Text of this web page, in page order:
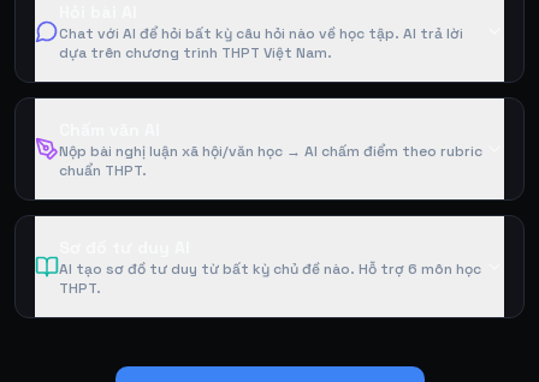
Chat với AI để hỏi bất kỳ câu hỏi nào về học tập. AI trả lời
dựa trên chương trình THPT Việt Nam.
Nộp bài nghị luận xã hội/văn học → AI chấm điểm theo rubric
chuẩn THPT.
AI tạo sơ đồ tư duy từ bất kỳ chủ đề nào. Hỗ trợ 6 môn học
THPT.